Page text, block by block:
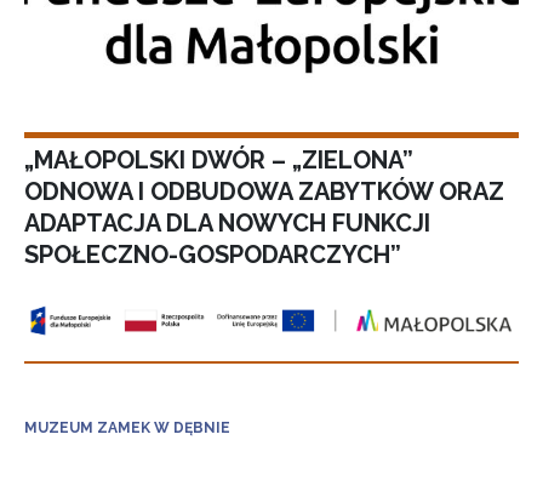
„MAŁOPOLSKI DWÓR – „ZIELONA”
ODNOWA I ODBUDOWA ZABYTKÓW ORAZ
ADAPTACJA DLA NOWYCH FUNKCJI
SPOŁECZNO-GOSPODARCZYCH”
MUZEUM ZAMEK W DĘBNIE